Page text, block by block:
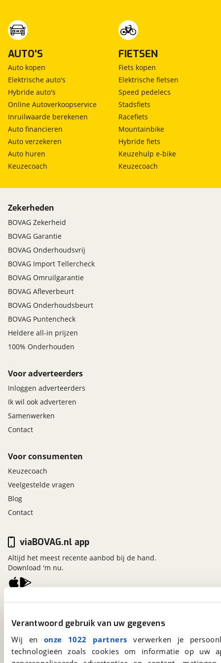
Verantwoord gebruik van uw gegevens
Wij en onze 1022 partners verwerken je
technologieën zoals cookies om informatie op
AUTO'S
Auto kopen
Elektrische auto's
Hybride auto's
Online Autoverkoopservice
Inruilwaarde berekenen
Auto financieren
Auto verzekeren
Auto huren
Keuzecoach
FIETSEN
Fiets kopen
Elektrische fietsen
Speed pedelecs
Stadsfiets
Racefiets
Mountainbike
Hybride fiets
Keuzehulp e-bike
Keuzecoach
Zekerheden
BOVAG Zekerheid
BOVAG Garantie
BOVAG Onderhoudsvrij
BOVAG Import Tellercheck
BOVAG Omruilgarantie
BOVAG Afleverbeurt
BOVAG Onderhoudsbeurt
BOVAG Puntencheck
Heldere all-in prijzen
100% Onderhouden
Voor adverteerders
Inloggen adverteerders
Ik wil ook adverteren
Samenwerken
Contact
Voor consumenten
Keuzecoach
Veelgestelde vragen
Blog
Contact
viaBOVAG.nl
Kosterijland
3981 AJ Bunnik
Een initiatief van
BOVAG
viaBOVAG.nl app
Altijd het meest recente aanbod bij de hand.
Download 'm nu.